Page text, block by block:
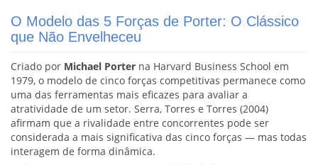
O Modelo das 5 Forças de Porter: O Clássico
que Não Envelheceu
Criado por Michael Porter na Harvard Business School em
1979, o modelo de cinco forças competitivas permanece como
uma das ferramentas mais eficazes para avaliar a
atratividade de um setor. Serra, Torres e Torres (2004)
afirmam que a rivalidade entre concorrentes pode ser
considerada a mais significativa das cinco forças — mas todas
interagem de forma dinâmica.